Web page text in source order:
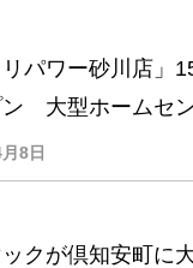
リパワー砂川店」
ン 大型ホームセ
8日
クが倶知安町に